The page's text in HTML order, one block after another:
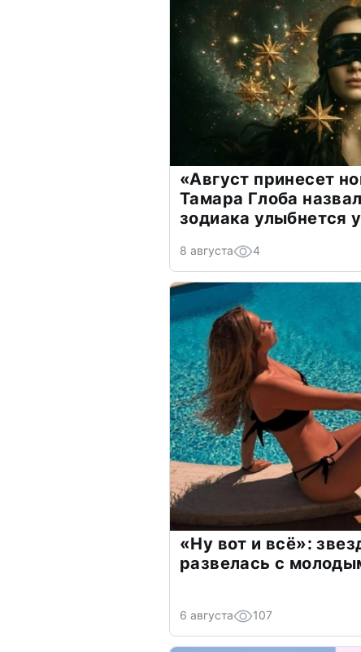
«Август принесет
Тамара Глоба
зодиака улыбнется
8 августа 4
«Ну вот и всё»:
развелась с
6 августа 107